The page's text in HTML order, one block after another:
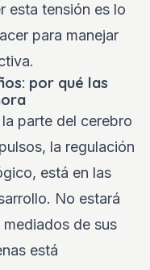
esta tensión es lo
para manejar
por qué las
parte del cerebro
la regulación
está en las
No estará
de sus
está